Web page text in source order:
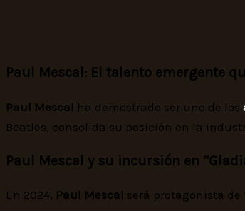
Paul Mescal: El talento emergente
Paul Mescal ha demostrado ser uno de los
Beatles, consolida su posición en la
Paul Mescal y su incursión en
En 2024, Paul Mescal será protagonista